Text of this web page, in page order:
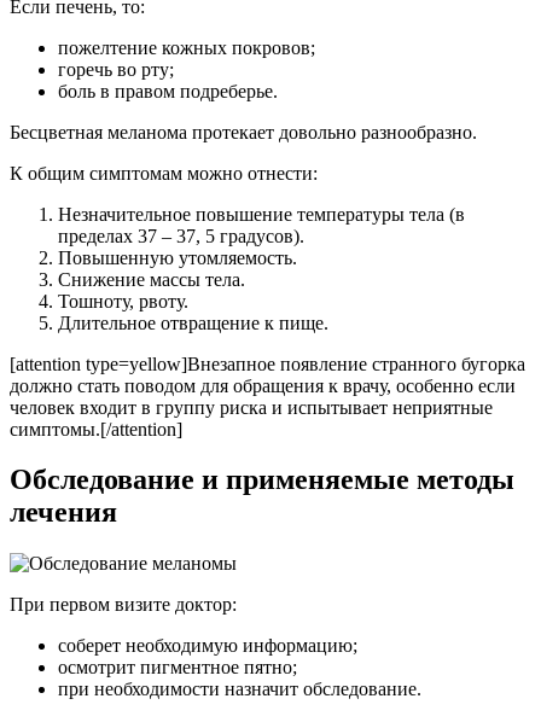
Если печень, то:
пожелтение кожных покровов;
горечь во рту;
боль в правом подреберье.
Бесцветная меланома протекает довольно разнообразно.
К общим симптомам можно отнести:
Незначительное повышение температуры тела (в
пределах 37 – 37, 5 градусов).
Повышенную утомляемость.
Снижение массы тела.
Тошноту, рвоту.
Длительное отвращение к пище.
[attention type=yellow]Внезапное появление странного бугорка
должно стать поводом для обращения к врачу, особенно если
человек входит в группу риска и испытывает неприятные
симптомы.[/attention]
Обследование и применяемые методы
лечения
При первом визите доктор:
соберет необходимую информацию;
осмотрит пигментное пятно;
при необходимости назначит обследование.